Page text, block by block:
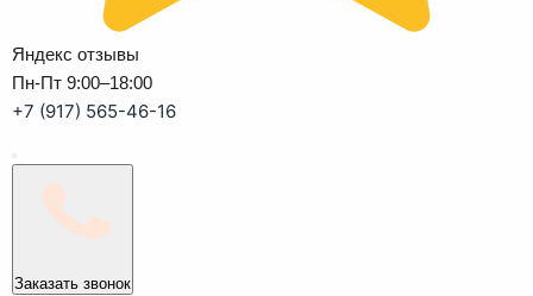
Яндекс отзывы
Пн-Пт 9:00–18:00
+7 (917) 565-46-16
Заказать звонок